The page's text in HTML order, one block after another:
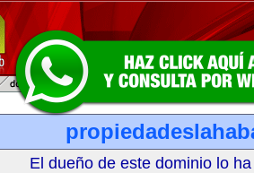
El dueño de este dominio lo